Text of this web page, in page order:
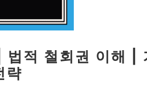
법적 철회권 이해 |
략